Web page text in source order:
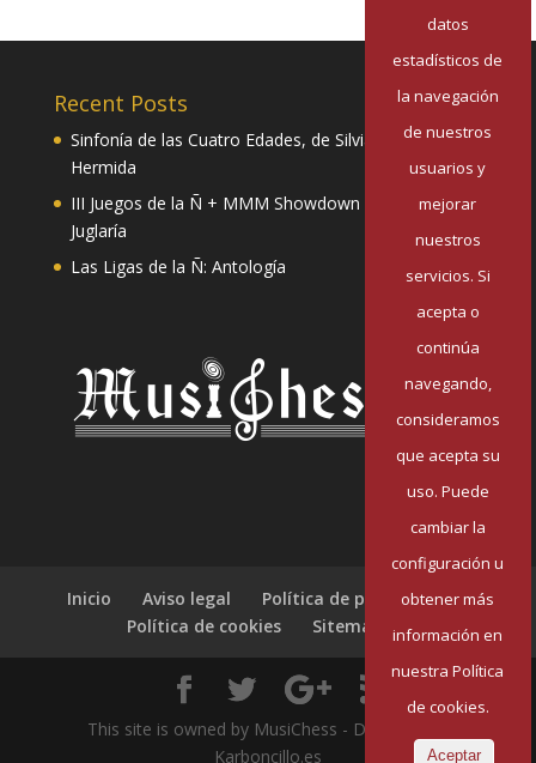
Recent Posts
Sinfonía de las Cuatro Edades, de Silvia Pazos
Hermida
III Juegos de la Ñ + MMM Showdown II: Mester de
Juglaría
Las Ligas de la Ñ: Antología
Inicio Aviso legal
Política de privacidad
Política de cookies
Sitemap
This site is owned by MusiChess - Designed by
Karboncillo.es
datos
estadísticos de
la navegación
de nuestros
usuarios y
mejorar
nuestros
servicios. Si
acepta o
continúa
navegando,
consideramos
que acepta su
uso. Puede
cambiar la
configuración u
obtener más
información en
nuestra Política
de cookies.
Aceptar